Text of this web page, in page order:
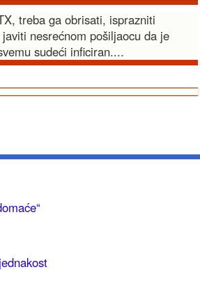
treba ga obrisati, isprazniti
nesrećnom pošiljaocu da je
sudeći inficiran....